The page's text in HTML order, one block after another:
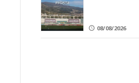
08/08/2026